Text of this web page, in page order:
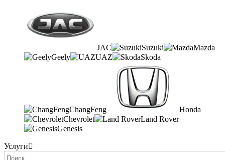
JAC Suzuki
Mazda
Geely
UAZ Skoda
ChangFeng
Honda
Chevrolet
Land Rover
Genesis
Услуги